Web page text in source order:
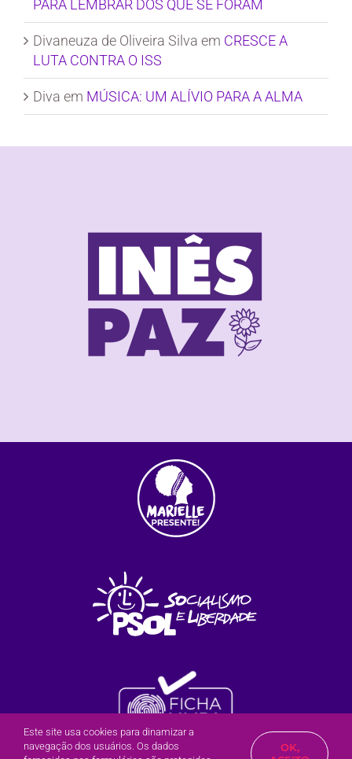
PARA LEMBRAR DOS QUE SE FORAM
Divaneuza de Oliveira Silva em CRESCE A
LUTA CONTRA O ISS
Diva em MÚSICA: UM ALÍVIO PARA A ALMA
Olá? Posso te ajudar?
Este site usa cookies para dinamizar a
navegação dos usuários. Os dados
OK,